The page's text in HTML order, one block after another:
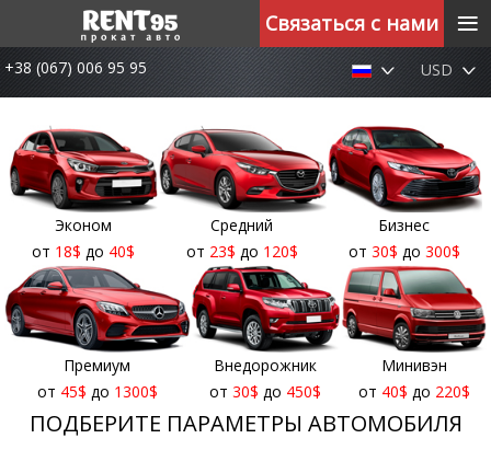
+38 (067) 006 95 95 USD
Эконом
от 18$ до 40$
Средний
от 23$ до 120$
Бизнес
от 30$ до 300$
Премиум
от 45$ до 1300$
Внедорожник
от30$ до 450$
Минивэн
от 40$ до 220$
ПОДБЕРИТЕ ПАРАМЕТРЫ АВТОМОБИЛЯ
Связаться с нами ≡